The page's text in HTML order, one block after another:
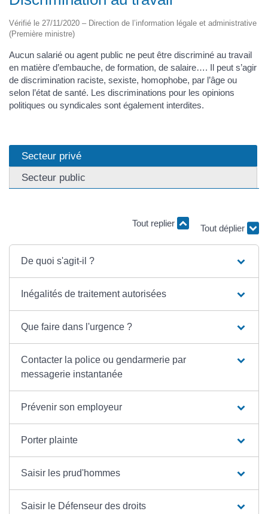
Vérifié le 27/11/2020 – Direction de l’information légale et administrative
(Première ministre)
Aucun salarié ou agent public ne peut être discriminé au travail
en matière d’embauche, de formation, de salaire…. Il peut s’agir
de discrimination raciste, sexiste, homophobe, par l’âge ou
selon l’état de santé. Les discriminations pour les opinions
politiques ou syndicales sont également interdites.
Secteur privé
Secteur public
Tout replier
Tout déplier
De quoi s'agit-il ?
Inégalités de traitement autorisées
Que faire dans l'urgence ?
Contacter la police ou gendarmerie par
messagerie instantanée
Prévenir son employeur
Porter plainte
Saisir les prud'hommes
Saisir le Défenseur des droits